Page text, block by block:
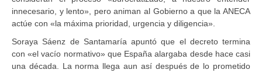
innecesario, y lento», pero animan al Gobierno a que la ANECA
actúe con «la máxima prioridad, urgencia y diligencia».
Soraya Sáenz de Santamaría apuntó que el decreto termina
con «el vacío normativo» que España alargaba desde hace casi
una década. La norma llega aun así después de lo prometido